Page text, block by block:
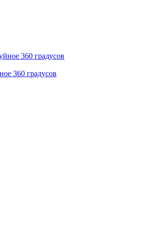
360 градусов